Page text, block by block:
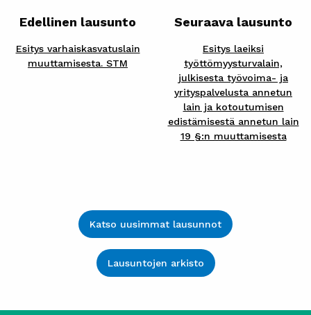
Edellinen lausunto
Esitys varhaiskasvatuslain
muuttamisesta. STM
Seuraava lausunto
Esitys laeiksi
työttömyysturvalain,
julkisesta työvoima- ja
yrityspalvelusta annetun
lain ja kotoutumisen
edistämisestä annetun lain
19 §:n muuttamisesta
Katso uusimmat lausunnot
Lausuntojen arkisto